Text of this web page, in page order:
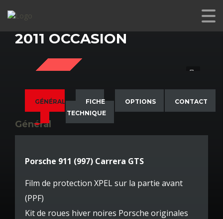
2011 OCCASION
SOLD
GÉNÉRAL
FICHE
TECHNIQUE
OPTIONS CONTACT
Général
Porsche 911 (997) Carrera GTS
Film de protection XPEL sur la partie avant
(PPF)
Kit de roues hiver noires Porsche originales